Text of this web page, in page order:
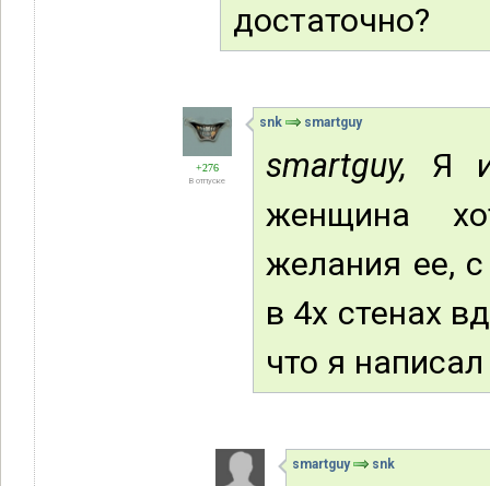
достаточно?
+276
В отпуске
snk smartguy
smartguy, Я
женщина
желания ее,
в 4х стенах
что я
smartguy snk